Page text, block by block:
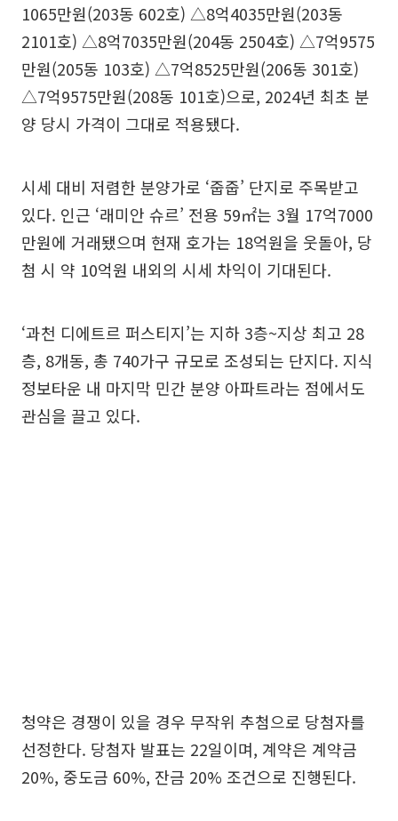
1065만원(203동 602호) △8억4035만원(203동
2101호) △8억7035만원(204동 2504호) △7억9575
만원(205동 103호) △7억8525만원(206동 301호)
△7억9575만원(208동 101호)으로, 2024년 최초 분
양 당시 가격이 그대로 적용됐다.
시세 대비 저렴한 분양가로 ‘줍줍’ 단지로 주목받고
있다. 인근 ‘래미안 슈르’ 전용 59㎡는 3월 17억7000
만원에 거래됐으며 현재 호가는 18억원을 웃돌아, 당
첨 시 약 10억원 내외의 시세 차익이 기대된다.
‘과천 디에트르 퍼스티지’는 지하 3층~지상 최고 28
층, 8개동, 총 740가구 규모로 조성되는 단지다. 지식
정보타운 내 마지막 민간 분양 아파트라는 점에서도
관심을 끌고 있다.
청약은 경쟁이 있을 경우 무작위 추첨으로 당첨자를
선정한다. 당첨자 발표는 22일이며, 계약은 계약금
20%, 중도금 60%, 잔금 20% 조건으로 진행된다.